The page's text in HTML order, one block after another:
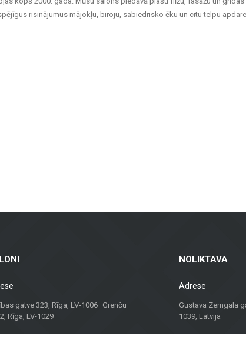
risinājumus mājokļu, biroju, sabiedrisko ēku un citu telpu
pieeju, Metroks ir kļuvis par uzticamu izvēli profesionāļiem un
gatve 323, Rīga, LV-1006 Grenču
Rīga, LV-1029
NOLIKTAVA
Adrese
Gustava Zemgala
1039, Latvija